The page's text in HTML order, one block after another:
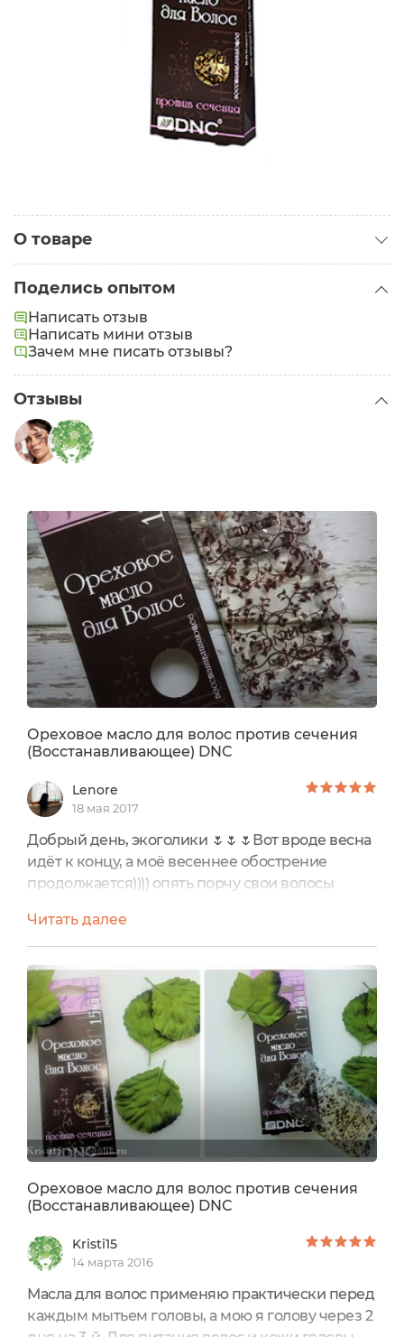
О товаре
Поделись опытом
Написать отзыв
Написать мини отзыв
Зачем мне писать отзывы?
Отзывы
Ореховое масло для волос против сечения
(Восстанавливающее) DNC
Lenore
18 мая 2017
Добрый день, экоголики 🌷🌷🌷Вот вроде весна
идёт к концу, а моё весеннее обострение
продолжается)))) опять порчу свои волосы
и без того секущиеся кончики и вспомнила, что
у меня имеется Восстанавливающее ореховое
масло для волос против сечения от DNC и пора
бы его применить и посмотреть его
действие.Пакетик с маслом находится в
картонной коробке с симпатичным...
Читать далее
Ореховое масло для волос против сечения
(Восстанавливающее) DNC
Kristi15
14 марта 2016
Масла для волос применяю практически перед
каждым мытьем головы, а мою я голову через 2